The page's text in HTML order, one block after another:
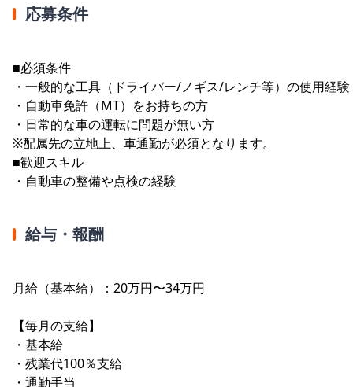
応募条件
■必須条件
・一般的な工具（ドライバー/ノギス/レンチ等）の使用経験
・自動車免許（MT）をお持ちの方
・日常的な車の運転に問題が無い方
※配属先の立地上、車通勤が必須となります。
■歓迎スキル
・自動車の整備や点検の経験
給与・報酬
月給（基本給）：20万円〜34万円
【毎月の支給】
・基本給
・残業代100％支給
・通勤手当